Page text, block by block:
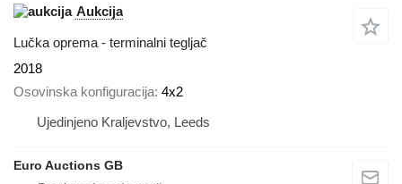
Aukcija
Lučka oprema - terminalni tegljač
2018
Osovinska konfiguracija 4x2
Ujedinjeno Kraljevstvo, Leeds
Euro Auctions GB